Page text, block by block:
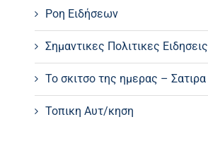
Ροη Ειδήσεων
Σημαντικες Πολιτικες Ειδησεις
Το σκιτσο της ημερας – Σατιρα
Τοπικη Αυτ/κηση